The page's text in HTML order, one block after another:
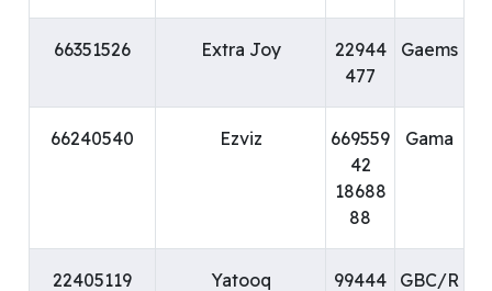
Gaems
22944
477
Extra Joy
66351526
Gama
669559
42
18688
88
Ezviz
66240540
GBC/R
99444
Yatooq
22405119